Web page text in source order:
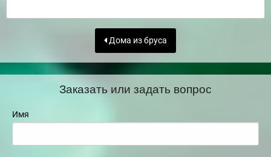
Дома из бруса
Заказать или задать вопрос
Имя